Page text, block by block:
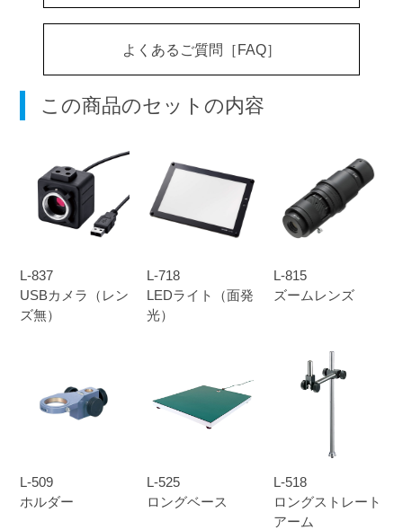
よくあるご質問［FAQ］
この商品のセットの内容
L-837
USBカメラ（レン
ズ無）
L-718
LEDライト（面発
光）
L-815
ズームレンズ
L-509
ホルダー
L-525
ロングベース
L-518
ロングストレート
アーム